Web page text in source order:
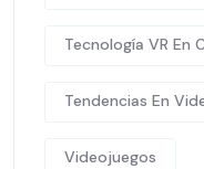
Tecnología VR En
Tendencias En
Videojuegos